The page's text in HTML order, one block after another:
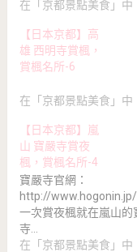
在「京都景點美食」中
【日本京都】高
雄 西明寺賞楓，
賞楓名所-6
在「京都景點美食」中
【日本京都】嵐
山 寶嚴寺賞夜
楓，賞楓名所-4
寶嚴寺官網：
http://
一次賞夜楓就在嵐山的
寺…
在「京都景點美食」中